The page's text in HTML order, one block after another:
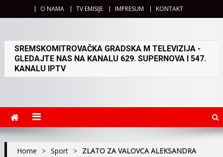
O NAMA TV EMISIJE IMPRESUM KONTAKT
SREMSKOMITROVAČKA GRADSKA M TELEVIZIJA -
GLEDAJTE NAS NA KANALU 629. SUPERNOVA I 547.
KANALU IPTV
Home > Sport > ZLATO ZA VALOVCA ALEKSANDRA